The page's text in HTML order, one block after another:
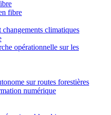
fibre
climatiques
opérationnelle sur les
sur routes forestières
numérique